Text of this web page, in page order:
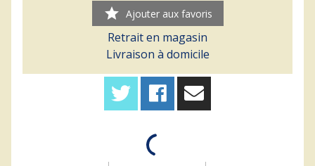
star Ajouter aux favoris
Retrait en magasin
Livraison à domicile